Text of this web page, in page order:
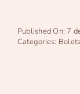
Published On: 7
Categories: Bolets